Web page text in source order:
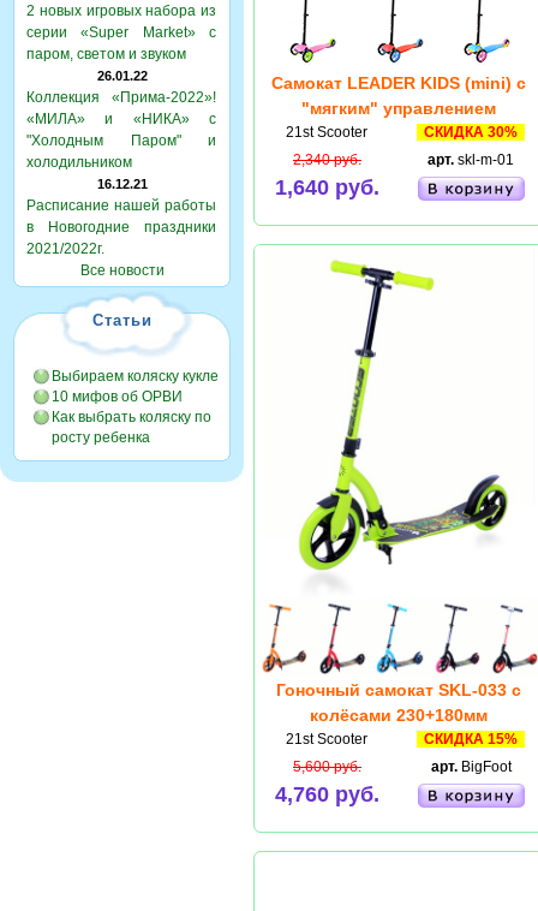
2 новых игровых набора из
серии «Super Market» с
паром, светом и звуком
26.01.22
Коллекция «Прима-2022»!
«МИЛА» и «НИКА» с
"Холодным Паром" и
холодильником
16.12.21
Расписание нашей работы
в Новогодние праздники
2021/2022г.
Все новости
Статьи
Выбираем коляску кукле
10 мифов об ОРВИ
Как выбрать коляску по
росту ребенка
Самокат LEADER KIDS (mini) с
"мягким" управлением
21st Scooter
СКИДКА 30%
2,340 руб.
1,640 руб.
арт. skl-m-01
Гоночный самокат SKL-033 с
колёсами 230+180мм
21st Scooter
СКИДКА 15%
5,600 руб.
4,760 руб.
арт.BigFoot